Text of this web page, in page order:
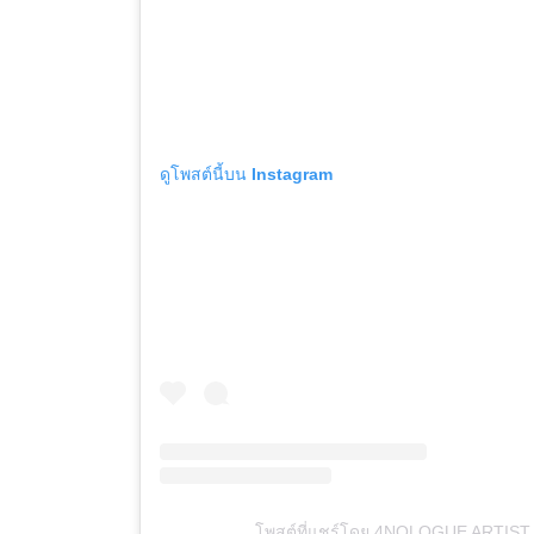
ดูโพสต์นี้บน Instagram